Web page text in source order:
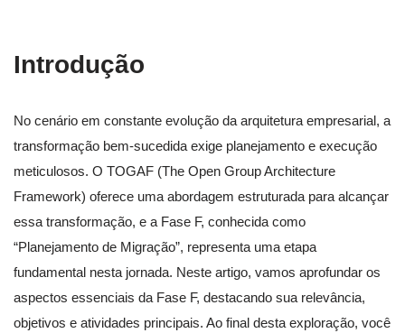
Introdução
No cenário em constante evolução da arquitetura empresarial, a
transformação bem-sucedida exige planejamento e execução
meticulosos. O TOGAF (The Open Group Architecture
Framework) oferece uma abordagem estruturada para alcançar
essa transformação, e a Fase F, conhecida como
“Planejamento de Migração”, representa uma etapa
fundamental nesta jornada. Neste artigo, vamos aprofundar os
aspectos essenciais da Fase F, destacando sua relevância,
objetivos e atividades principais. Ao final desta exploração, você